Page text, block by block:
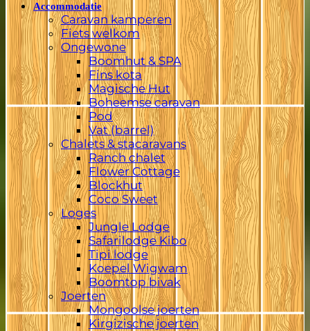
Accommodatie
Caravan kamperen
Fiets welkom
Ongewone
Boomhut & SPA
Fins kota
Magische Hut
Boheemse caravan
Pod
Vat (barrel)
Chalets & stacaravans
Ranch chalet
Flower Cottage
Blockhut
Coco Sweet
Loges
Jungle Lodge
Safarilodge Kibo
Tipi lodge
Koepel Wigwam
Boomtop bivak
Joerten
Mongoolse joerten
Kirgizische joerten